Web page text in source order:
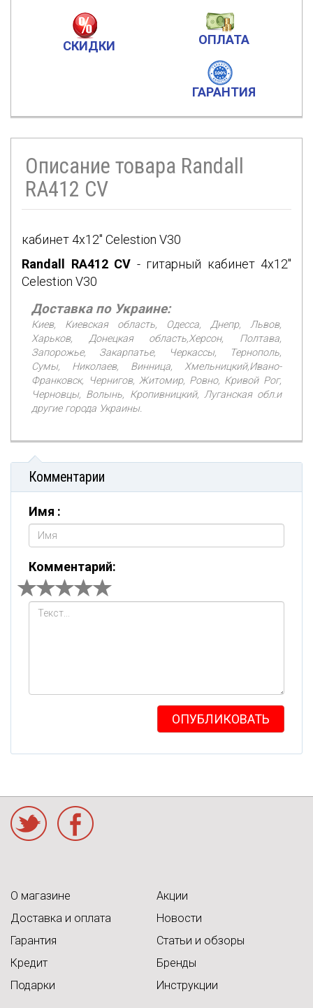
СКИДКИ ОПЛАТА
ГАРАНТИЯ
Описание товара Randall
RA412 CV
кабинет 4х12" Celestion V30
Randall RA412 CV - гитарный кабинет 4х12"
Celestion V30
Доставка по Украине:
Киев, Киевская область, Одесса, Днепр, Львов,
Харьков, Донецкая область,Херсон, Полтава,
Запорожье, Закарпатье, Черкассы, Тернополь,
Сумы, Николаев, Винница, Хмельницкий,Ивано-
Франковск, Чернигов, Житомир, Ровно, Кривой Рог,
Черновцы, Волынь, Кропивницкий, Луганская обл.и
другие города Украины.
Комментарии
Имя :
Комментарий:
ОПУБЛИКОВАТЬ
О магазине
Доставка и оплата
Гарантия
Кредит
Подарки
Акции
Новости
Статьи и обзоры
Бренды
Инструкции